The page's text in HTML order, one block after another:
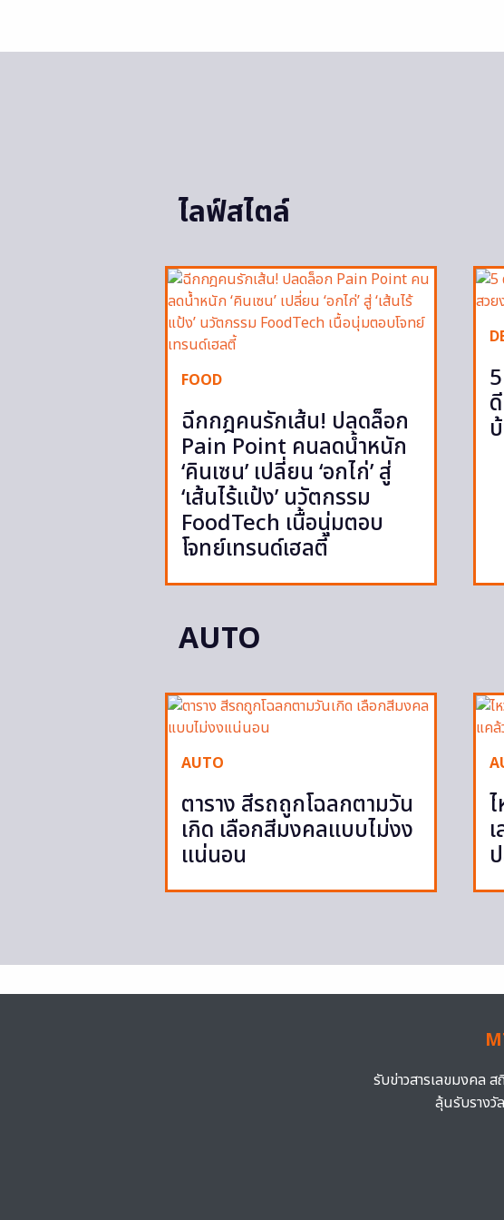
ไลฟ์สไตล์
FOOD
ฉีกกฎคนรักเส้น! ปลดล็อก
Pain Point คนลดน้ำหนัก
‘คินเซน’ เปลี่ยน ‘อกไก่’ สู่
‘เส้นไร้แป้ง’ นวัตกรรม
FoodTech เนื้อนุ่มตอบ
โจทย์เทรนด์เฮลตี้
AUTO
AUTO
ตาราง สีรถถูกโฉลกตามวัน
เกิด เลือกสีมงคลแบบไม่งง
แน่นอน
รับข่าวสารเลขมงคล
ลุ้นรับรางวั